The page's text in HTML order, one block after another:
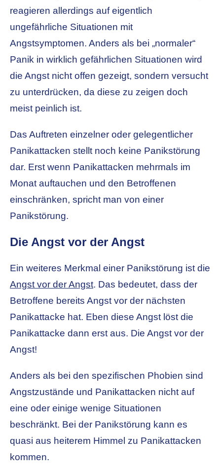
reagieren allerdings auf eigentlich
ungefährliche Situationen mit
Angstsymptomen. Anders als bei „normaler“
Panik in wirklich gefährlichen Situationen wird
die Angst nicht offen gezeigt, sondern versucht
zu unterdrücken, da diese zu zeigen doch
meist peinlich ist.
Das Auftreten einzelner oder gelegentlicher
Panikattacken stellt noch keine Panikstörung
dar. Erst wenn Panikattacken mehrmals im
Monat auftauchen und den Betroffenen
einschränken, spricht man von einer
Panikstörung.
Die Angst vor der Angst
Ein weiteres Merkmal einer Panikstörung ist die
Angst vor der Angst. Das bedeutet, dass der
Betroffene bereits Angst vor der nächsten
Panikattacke hat. Eben diese Angst löst die
Panikattacke dann erst aus. Die Angst vor der
Angst!
Anders als bei den spezifischen Phobien sind
Angstzustände und Panikattacken nicht auf
eine oder einige wenige Situationen
beschränkt. Bei der Panikstörung kann es
quasi aus heiterem Himmel zu Panikattacken
kommen.